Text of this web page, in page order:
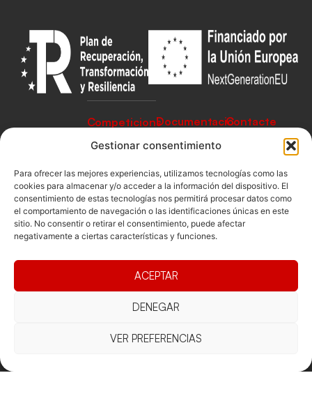
Gestionar consentimiento
Para ofrecer las mejores experiencias, utilizamos tecnologías como las
cookies para almacenar y/o acceder a la información del dispositivo. El
consentimiento de estas tecnologías nos permitirá procesar datos como
el comportamiento de navegación o las identificaciones únicas en este
sitio. No consentir o retirar el consentimiento, puede afectar
negativamente a ciertas características y funciones.
ACEPTAR
DENEGAR
VER PREFERENCIAS
Junta
directiva
Assemblea
general
Competicions
Competiciones
Competiciones
Playa
Vólei neu
Documentacio
Funcionament
Eleccions
Contacte
Carrer de les
Jonqueres,
16, 5ºC,
08003
Barcelona
fcvb@fcvolei.
932 684 177
Privacitat Termes i condicions